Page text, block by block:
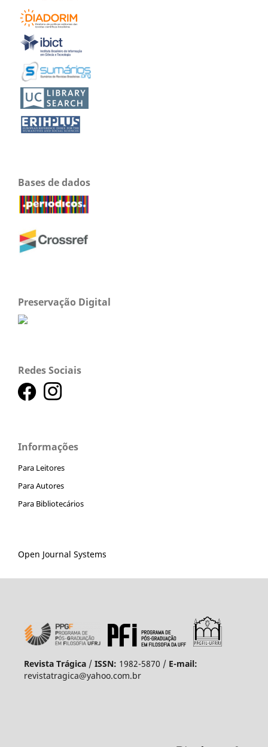
Bases de dados
Preservação Digital
Redes Sociais
Informações
Para Leitores
Para Autores
Para Bibliotecários
Open Journal Systems
Revista Trágica/ ISSN: 1982-5870 / E-mail:
revistatragica@yahoo.com.br